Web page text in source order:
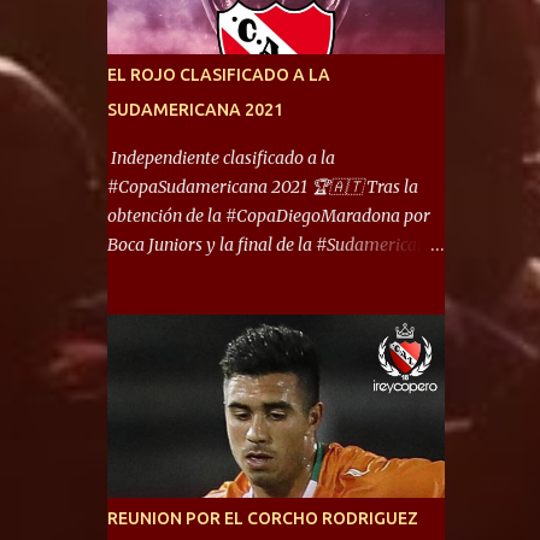
ello son protagonistas de un clásico de los
transitó por la primera división del fútbol
local durante muchos años. Dock Sud es otro
de los que comparten esas tierras, aunque el
foco de atención es la convivencia
Independiente - Racing. “No encuentro, más
reúna tantos logros deportivos, tantos
clubes y tanta gente en este deporte”,
afirmó Facundo Moyano. “Creo que
EL ROJO CLASIFICADO A LA
SUDAMERICANA 2021
Independiente clasificado a la
#CopaSudamericana 2021 🏆🇦🇹 Tras la
obtención de la #CopaDiegoMaradona por
Boca Juniors y la final de la #Sudamericana
Defensa y Justicia o Lanús, dadas estás dos
condiciones el Rey de Copas se clasifica a la
Copa Sudamericana de este 2021. En este
año, la Sudamericana sufrirá modificaciones
en su formato, que iniciará en fase de grupos
con 6 partidos, de los cuales sólo los
primeros de cada grupo jugarán los 8vos.
REUNION POR EL CORCHO RODRIGUEZ